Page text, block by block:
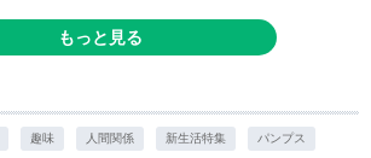
もっと見る
趣味 人間関係 新生活特集 パンプス